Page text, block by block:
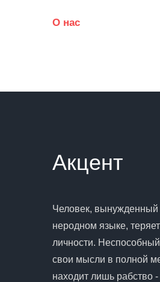
О нас
Акцент
Человек, вынужденный
неродном языке,
личности.
свои мысли в полной
находит лишь рабство -